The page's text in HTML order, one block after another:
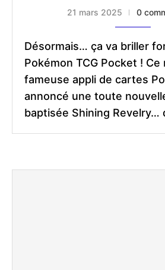
21 mars 2025 0
Désormais… ça va briller
Pokémon TCG Pocket ! Ce
fameuse appli de cartes
annoncé une toute
baptisée Shining Revelry…